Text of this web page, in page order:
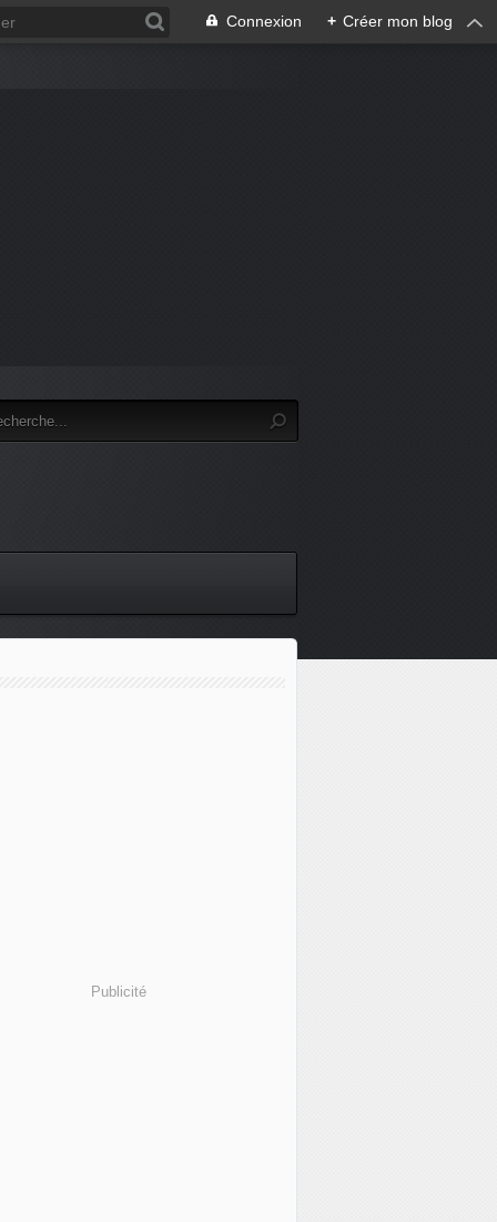
Connexion + Créer mon blog
Publicité